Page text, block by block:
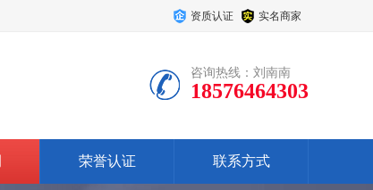
资质认证 实名商家
咨询热线：刘南南
18576464303
荣誉认证 联系方式